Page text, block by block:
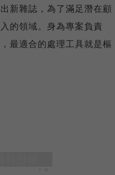
新雜誌，為了滿足潛在顧
的領域。身為專案負責
最適合的處理工具就是樞